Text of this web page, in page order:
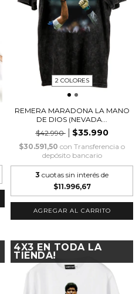
2 COLORES
REMERA MARADONA LA MANO
DE DIOS (NEVADA...
$42.990
$35.990
$30.591,50 con Transferencia o
depósito bancario
3 cuotas sin interés de
$11.996,67
AGREGAR AL CARRITO
4X3 EN TODA LA
TIENDA!